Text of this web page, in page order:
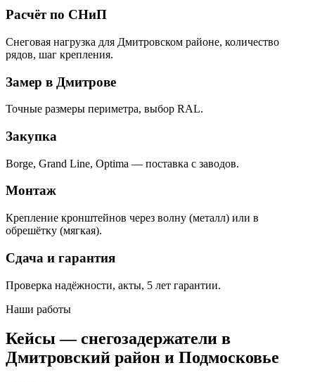
Расчёт по СНиП
Снеговая нагрузка для Дмитровском районе, количество
рядов, шаг крепления.
Замер в Дмитрове
Точные размеры периметра, выбор RAL.
Закупка
Borge, Grand Line, Optima — поставка с заводов.
Монтаж
Крепление кронштейнов через волну (металл) или в
обрешётку (мягкая).
Сдача и гарантия
Проверка надёжности, акты, 5 лет гарантии.
Наши работы
Кейсы — снегозадержатели в
Дмитровский район и Подмосковье